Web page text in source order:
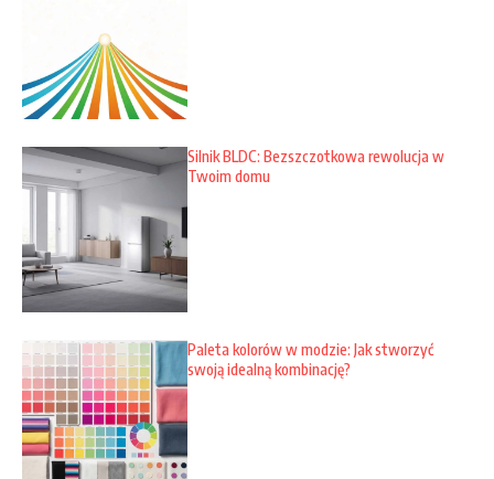
Silnik BLDC: Bezszczotkowa rewolucja w
Twoim domu
Paleta kolorów w modzie: Jak stworzyć
swoją idealną kombinację?